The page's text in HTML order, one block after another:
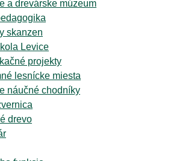
a drevárske múzeum
skanzen
Levice
projekty
lesnícke miesta
náučné chodníky
drevo